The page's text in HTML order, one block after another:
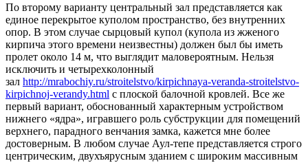
По второму варианту центральный зал представляется как
единое перекрытое куполом пространство, без внутренних
опор. В этом случае сырцовый купол (купола из жженого
кирпича этого времени неизвестны) должен был бы иметь
пролет около 14 м, что выглядит маловероятным. Нельзя
исключить и четырехколонный
зал http://mrabochiy.ru/stroitelstvo/kirpichnaya-veranda-stroitelstvo-
kirpichnoj-verandy.html с плоской балочной кровлей. Все же
первый вариант, обоснованный характерным устройством
нижнего «ядра», игравшего роль субструкции для помещений
верхнего, парадного венчания замка, кажется мне более
достоверным. В любом случае Аул-тепе представляется строго
центрическим, двухъярусным зданием с широким массивным